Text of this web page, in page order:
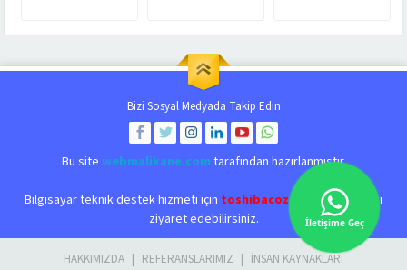
Bizi Sosyal Medyada Takip Edin
Bu site webmalikane.com tarafından hazırlanmıştır.
Bilgisayar teknik destek hizmeti için toshibacozum.comadresini
ziyaret edebilirsiniz.
HAKKIMIZDA REFERANSLARIMIZ İNSAN KAYNAKLARI
İletişime Geç